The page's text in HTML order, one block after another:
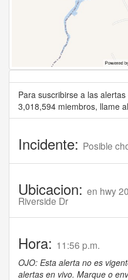
Para suscribirse a las
3,018,594 miembros, llame al
Incidente: Posible
Ubicacion: en hwy
Riverside Dr
Hora: 11:56 p.m.
OJO: Esta alerta no es
alertas en vivo. Marque o